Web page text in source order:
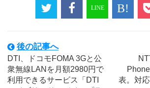
後の記事へ
DTI、ドコモFOMA 3Gと公
衆無線LANを月額2980円で
利用できるサービス「DTI
表。対